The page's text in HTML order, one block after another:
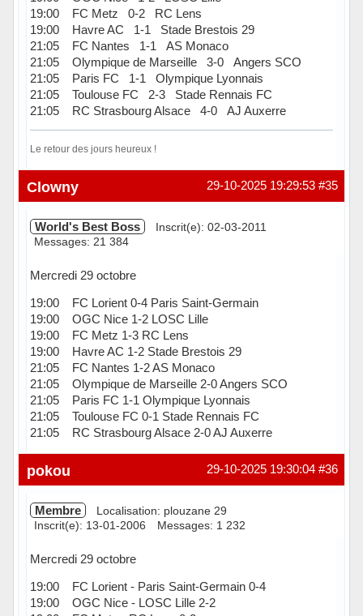
19:00 FC Metz 0-2 RC Lens
19:00 Havre AC 1-1 Stade Brestois 29
21:05 FC Nantes 1-1 AS Monaco
21:05 Olympique de Marseille 3-0 Angers SCO
21:05 Paris FC 1-1 Olympique Lyonnais
21:05 Toulouse FC 2-3 Stade Rennais FC
21:05 RC Strasbourg Alsace 4-0 AJ Auxerre
Le retour des jours heureux !
Hors ligne #35
29-10-2025 19:29:53
Clowny
World's Best Boss
Inscrit(e): 02-03-2011
Messages: 21 384
Mercredi 29 octobre
19:00 FC Lorient 0-4 Paris Saint-Germain
19:00 OGC Nice 1-2 LOSC Lille
19:00 FC Metz 1-3 RC Lens
19:00 Havre AC 1-2 Stade Brestois 29
21:05 FC Nantes 1-2 AS Monaco
21:05 Olympique de Marseille 2-0 Angers SCO
21:05 Paris FC 1-1 Olympique Lyonnais
21:05 Toulouse FC 0-1 Stade Rennais FC
21:05 RC Strasbourg Alsace 2-0 AJ Auxerre
En ligne #36
29-10-2025 19:30:04
pokou
Membre
Localisation: plouzane 29
Inscrit(e): 13-01-2006
Messages: 1 232
Mercredi 29 octobre
19:00 FC Lorient - Paris Saint-Germain 0-4
19:00 OGC Nice - LOSC Lille 2-2